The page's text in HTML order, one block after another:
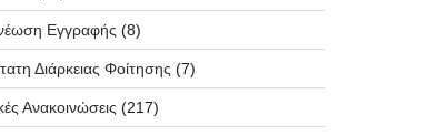
Εγγραφής (8)
Διάρκειας Φοίτησης (7)
Ανακοινώσεις (217)